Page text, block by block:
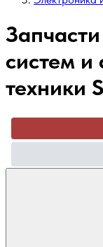
систем
техники